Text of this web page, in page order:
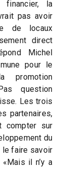
la
pas avoir
de locaux
direct
Michel
pour le
promotion
question
Les trois
partenaires,
compter sur
du
le faire savoir
il n’y a